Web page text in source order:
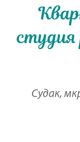
студия
Судак,